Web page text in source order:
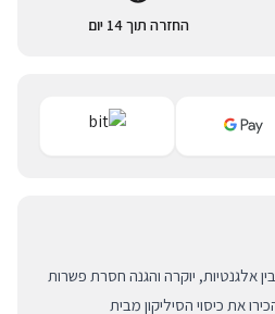
החזרה תוך 14 יום
אלגנטיות, יוקרה והגנה חסרת פשרות
את כיסוי הסיליקון מבית